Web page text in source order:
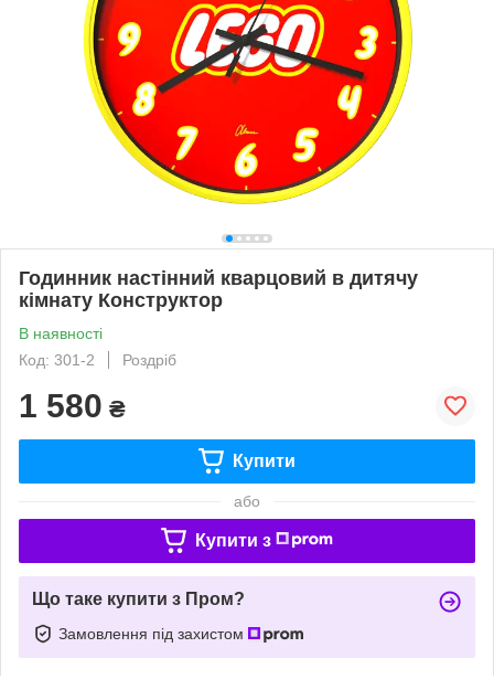
Годинник настінний кварцовий в дитячу
кімнату Конструктор
В наявності
Код: 301-2
Роздріб
1 580 ₴
Купити
або
Купити з
Що таке купити з Пром?
Замовлення під захистом